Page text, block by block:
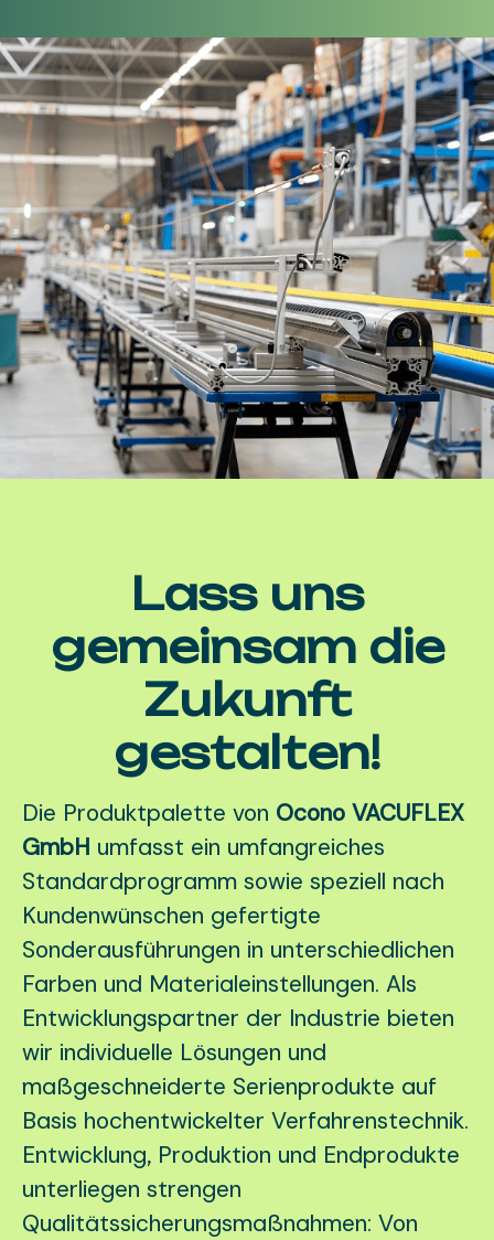
Lass uns
gemeinsam die
Zukunft
gestalten!
Die Produktpalette von Ocono VACUFLEX
GmbH umfasst ein umfangreiches
Standardprogramm sowie speziell nach
Kundenwünschen gefertigte
Sonderausführungen in unterschiedlichen
Farben und Materialeinstellungen. Als
Entwicklungspartner der Industrie bieten
wir individuelle Lösungen und
maßgeschneiderte Serienprodukte auf
Basis hochentwickelter Verfahrenstechnik.
Entwicklung, Produktion und Endprodukte
unterliegen strengen
Qualitätssicherungsmaßnahmen: Von